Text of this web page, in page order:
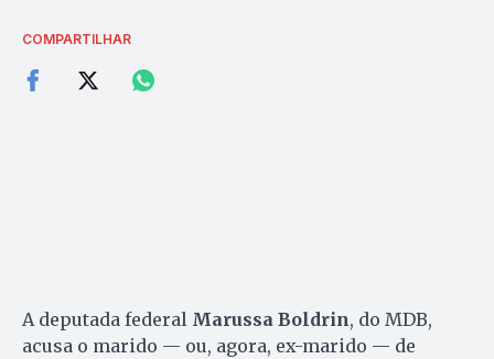
COMPARTILHAR
A deputada federal Marussa Boldrin, do MDB,
acusa o marido — ou, agora, ex-marido — de